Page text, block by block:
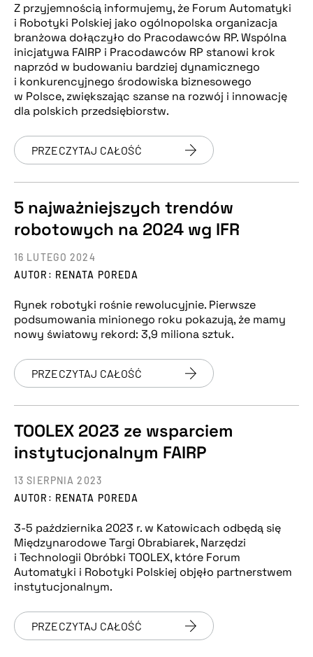
Z przyjemnością informujemy, że Forum Automatyki
i Robotyki Polskiej jako ogólnopolska organizacja
branżowa dołączyło do Pracodawców RP. Wspólna
inicjatywa FAIRP i Pracodawców RP stanowi krok
naprzód w budowaniu bardziej dynamicznego
i konkurencyjnego środowiska biznesowego
w Polsce, zwiększając szanse na rozwój i innowację
dla polskich przedsiębiorstw.
PRZECZYTAJ CAŁOŚĆ
5 najważniejszych trendów
robotowych na 2024 wg IFR
AUTOR: RENATA POREDA
16 LUTEGO 2024
Rynek robotyki rośnie rewolucyjnie. Pierwsze
podsumowania minionego roku pokazują, że mamy
nowy światowy rekord: 3,9 miliona sztuk.
PRZECZYTAJ CAŁOŚĆ
TOOLEX 2023 ze wsparciem
instytucjonalnym FAIRP
AUTOR: RENATA POREDA
13 SIERPNIA 2023
3-5 października 2023 r. w Katowicach odbędą się
Międzynarodowe Targi Obrabiarek, Narzędzi
i Technologii Obróbki TOOLEX, które Forum
Automatyki i Robotyki Polskiej objęło partnerstwem
instytucjonalnym.
PRZECZYTAJ CAŁOŚĆ